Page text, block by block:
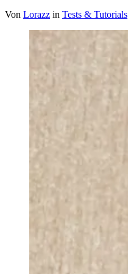
Von Lorazz in Tests & Tutorials